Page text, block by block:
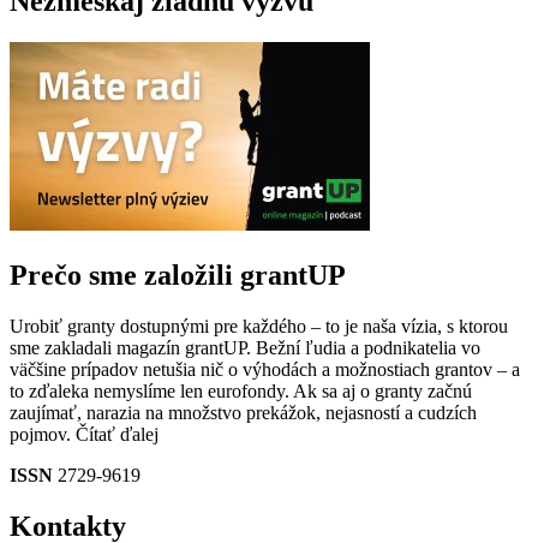
Prečo sme založili grantUP
Urobiť granty dostupnými pre každého – to je naša vízia, s ktorou
sme zakladali magazín grantUP. Bežní ľudia a podnikatelia vo
väčšine prípadov netušia nič o výhodách a možnostiach grantov – a
to zďaleka nemyslíme len eurofondy. Ak sa aj o granty začnú
zaujímať, narazia na množstvo prekážok, nejasností a cudzích
pojmov. Čítať ďalej
ISSN 2729-9619
Kontakty